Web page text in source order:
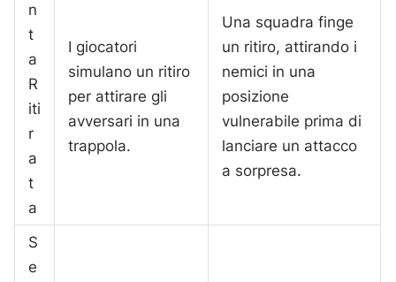
n
t
a
R
iti
r
a
t
a
I giocatori
simulano un ritiro
per attirare gli
avversari in una
trappola.
Una squadra finge
un ritiro, attirando i
nemici in una
posizione
vulnerabile prima di
lanciare un attacco
a sorpresa.
S
e